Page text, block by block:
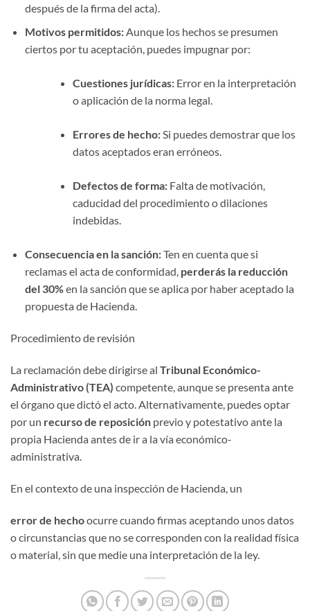
después de la firma del acta).
Motivos permitidos:Aunque los hechos se presumen
ciertos por tu aceptación, puedes impugnar por:
Cuestiones jurídicas:Error en la interpretación
o aplicación de la norma legal.
Errores de hecho:Si puedes demostrar que los
datos aceptados eran erróneos.
Defectos de forma:Falta de motivación,
caducidad del procedimiento o dilaciones
indebidas.
Consecuencia en la sanción:Ten en cuenta que si
reclamas el acta de conformidad, perderás la reducción
del 30%en la sanción que se aplica por haber aceptado la
propuesta de Hacienda.
Procedimiento de revisión
La reclamación debe dirigirse al Tribunal Económico-
Administrativo (TEA) competente, aunque se presenta ante
el órgano que dictó el acto. Alternativamente, puedes optar
por un recurso de reposición previo y potestativo ante la
propia Hacienda antes de ir a la vía económico-
administrativa.
En el contexto de una inspección de Hacienda, un
error de hechoocurre cuando firmas aceptando unos datos
o circunstancias que no se corresponden con la realidad física
o material, sin que medie una interpretación de la ley.